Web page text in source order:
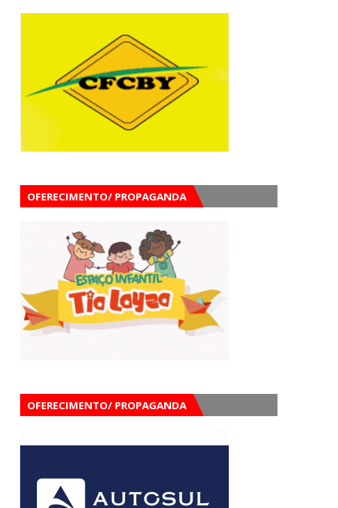
OFERECIMENTO/ PROPAGANDA
OFERECIMENTO/ PROPAGANDA